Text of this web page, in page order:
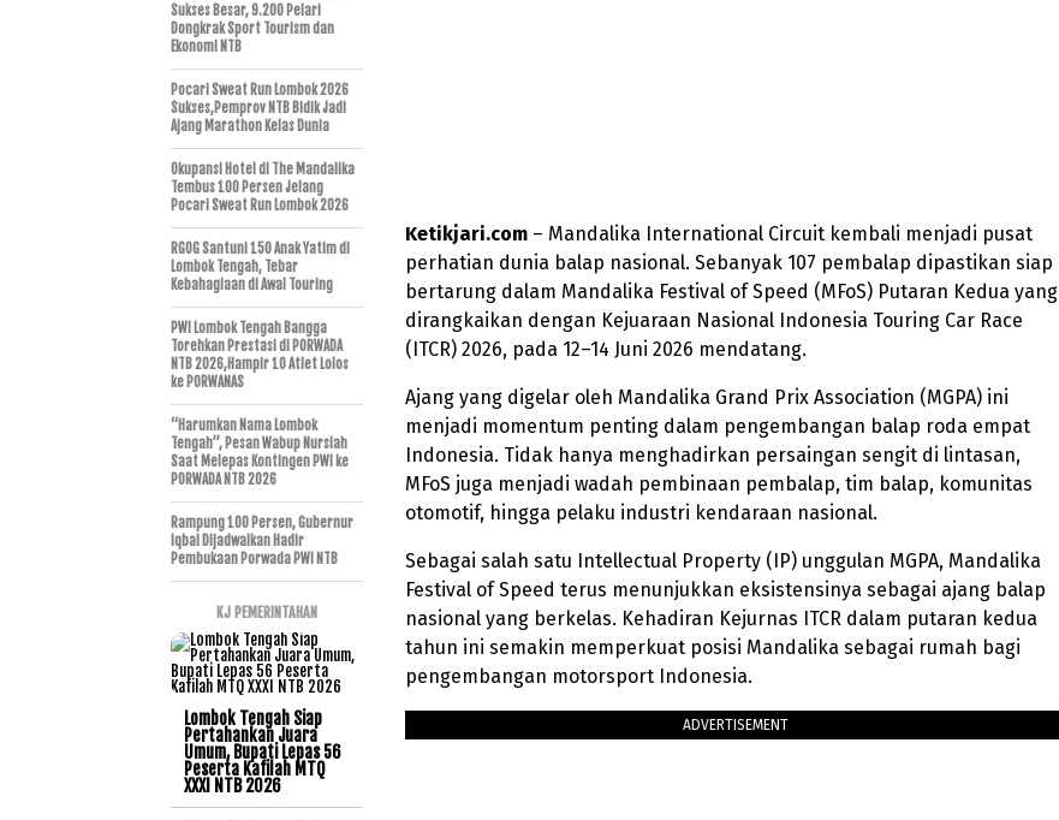
Ketikjari.com – Mandalika International Circuit kembali menjadi pusat
perhatian dunia balap nasional. Sebanyak 107 pembalap dipastikan siap
bertarung dalam Mandalika Festival of Speed (MFoS) Putaran Kedua yang
dirangkaikan dengan Kejuaraan Nasional Indonesia Touring Car Race
(ITCR) 2026, pada 12–14 Juni 2026 mendatang.
Ajang yang digelar oleh Mandalika Grand Prix Association (MGPA) ini
menjadi momentum penting dalam pengembangan balap roda empat
Indonesia. Tidak hanya menghadirkan persaingan sengit di lintasan,
MFoS juga menjadi wadah pembinaan pembalap, tim balap, komunitas
otomotif, hingga pelaku industri kendaraan nasional.
Sebagai salah satu Intellectual Property (IP) unggulan MGPA, Mandalika
Festival of Speed terus menunjukkan eksistensinya sebagai ajang balap
nasional yang berkelas. Kehadiran Kejurnas ITCR dalam putaran kedua
tahun ini semakin memperkuat posisi Mandalika sebagai rumah bagi
pengembangan motorsport Indonesia.
ADVERTISEMENT
Sukses Besar, 9.200 Pelari
Dongkrak Sport Tourism dan
Ekonomi NTB
Pocari Sweat Run Lombok 2026
Sukses,Pemprov NTB Bidik Jadi
Ajang Marathon Kelas Dunia
Okupansi Hotel di The Mandalika
Tembus 100 Persen Jelang
Pocari Sweat Run Lombok 2026
RGOG Santuni 150 Anak Yatim di
Lombok Tengah, Tebar
Kebahagiaan di Awal Touring
PWI Lombok Tengah Bangga
Torehkan Prestasi di PORWADA
NTB 2026,Hampir 10 Atlet Lolos
ke PORWANAS
“Harumkan Nama Lombok
Tengah”, Pesan Wabup Nursiah
Saat Melepas Kontingen PWI ke
PORWADA NTB 2026
Rampung 100 Persen, Gubernur
Iqbal Dijadwalkan Hadir
Pembukaan Porwada PWI NTB
KJ PEMERINTAHAN
Lombok Tengah Siap
Pertahankan Juara
Umum, Bupati Lepas 56
Peserta Kafilah MTQ
XXXI NTB 2026